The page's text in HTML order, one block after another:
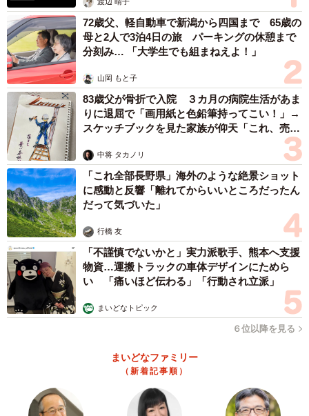
72歳父、軽自動車で新潟から四国まで 65歳の
母と2人で3泊4日の旅 パーキングの休憩まで
分刻み… 「大学生でも組まねえよ！」
山岡 もと子
83歳父が骨折で入院 ３カ月の病院生活があま
りに退屈で「画用紙と色鉛筆持ってこい！」→
スケッチブックを見た家族が仰天「これ、売れ
中将 タカノリ
「これ全部長野県」海外のような絶景ショット
に感動と反響「離れてからいいところだったん
だって気づいた」
行橋 友
「不謹慎でないかと」実力派歌手、熊本へ支援
物資…運搬トラックの車体デザインにためら
い 「痛いほど伝わる」「行動され立派」
まいどなトピック
６位以降を見る
まいどなファミリー
（新着記事順）